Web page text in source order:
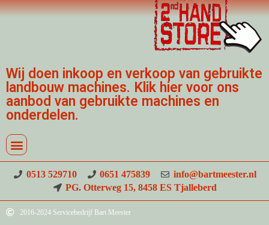
Wij doen inkoop en verkoop van gebruikte
landbouw machines. Klik hier voor ons
aanbod van gebruikte machines en
onderdelen.
0513 529710 0651 475839
info@bartmeester.nl
PG. Otterweg 15, 8458 ES Tjalleberd
2016-2024 Servicebedrijf Bart Meester